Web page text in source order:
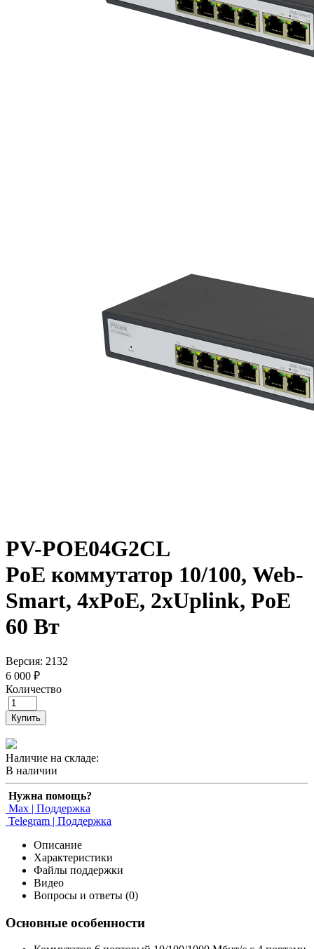
PV-POE04G2CL
PoE коммутатор 10/100, Web-
Smart, 4xPoE, 2xUplink, PoE
60 Вт
Версия: 2132
6 000 ₽
Количество
Купить
Наличие на складе:
В наличии
Нужна помощь?
Max | Поддержка
Telegram | Поддержка
Описание
Характеристики
Файлы поддержки
Видео
Вопросы и ответы (0)
Основные особенности